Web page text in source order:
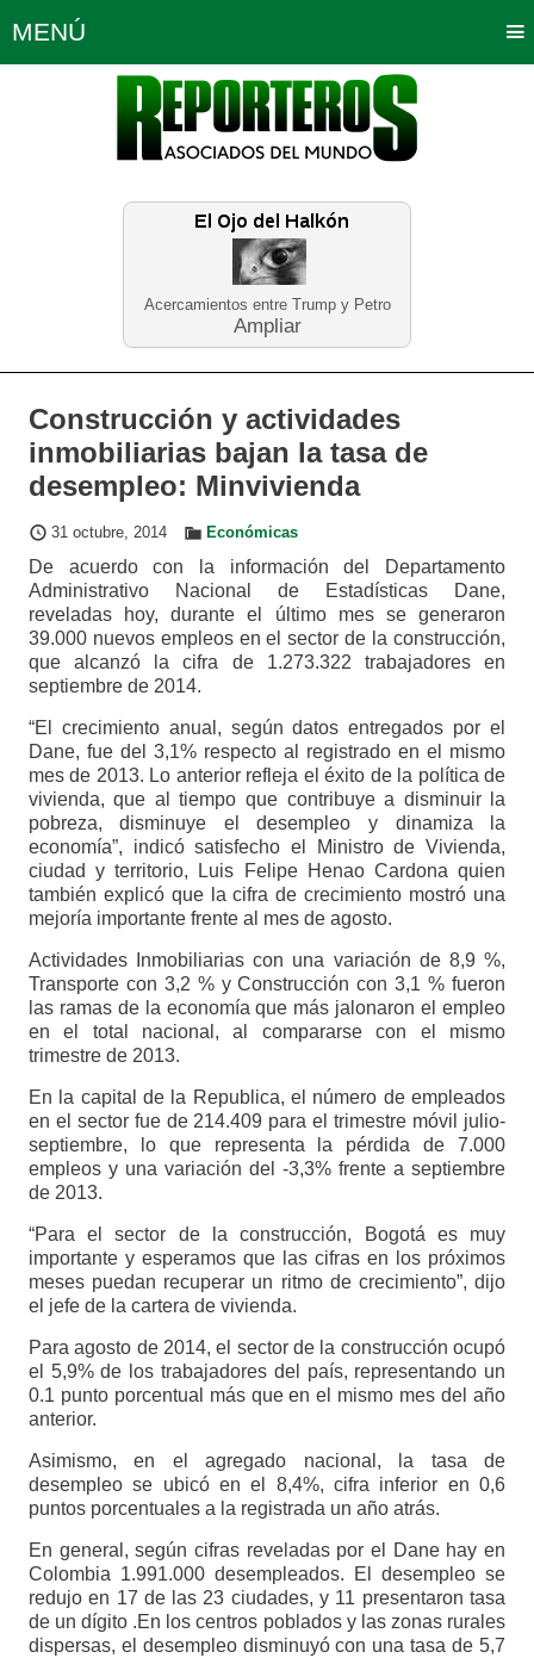
Acercamientos entre Trump y Petro
Ampliar
MENÚ
Política Opinión Bogotá
Planeta Tierra Deportes
Educación Neira
Construcción y actividades
inmobiliarias bajan la tasa de
desempleo: Minvivienda
31 octubre, 2014 Económicas
De acuerdo con la información del Departamento
Administrativo Nacional de Estadísticas Dane,
reveladas hoy, durante el último mes se generaron
39.000 nuevos empleos en el sector de la construcción,
que alcanzó la cifra de 1.273.322 trabajadores en
septiembre de 2014.
“El crecimiento anual, según datos entregados por el
Dane, fue del 3,1% respecto al registrado en el mismo
mes de 2013. Lo anterior refleja el éxito de la política de
vivienda, que al tiempo que contribuye a disminuir la
pobreza, disminuye el desempleo y dinamiza la
economía”, indicó satisfecho el Ministro de Vivienda,
ciudad y territorio, Luis Felipe Henao Cardona quien
también explicó que la cifra de crecimiento mostró una
mejoría importante frente al mes de agosto.
Actividades Inmobiliarias con una variación de 8,9 %,
Transporte con 3,2 % y Construcción con 3,1 % fueron
las ramas de la economía que más jalonaron el empleo
en el total nacional, al compararse con el mismo
trimestre de 2013.
En la capital de la Republica, el número de empleados
en el sector fue de 214.409 para el trimestre móvil julio-
septiembre, lo que representa la pérdida de 7.000
empleos y una variación del -3,3% frente a septiembre
de 2013.
“Para el sector de la construcción, Bogotá es muy
importante y esperamos que las cifras en los próximos
meses puedan recuperar un ritmo de crecimiento”, dijo
el jefe de la cartera de vivienda.
Para agosto de 2014, el sector de la construcción ocupó
el 5,9% de los trabajadores del país, representando un
0.1 punto porcentual más que en el mismo mes del año
anterior.
Asimismo, en el agregado nacional, la tasa de
desempleo se ubicó en el 8,4%, cifra inferior en 0,6
puntos porcentuales a la registrada un año atrás.
En general, según cifras reveladas por el Dane hay en
Colombia 1.991.000 desempleados. El desempleo se
redujo en 17 de las 23 ciudades, y 11 presentaron tasa
de un dígito .En los centros poblados y las zonas rurales
dispersas, el desempleo disminuyó con una tasa de 5,7